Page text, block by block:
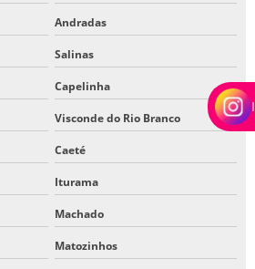
Andradas
Salinas
Capelinha
Visconde do Rio Branco
Caeté
Iturama
Machado
Matozinhos